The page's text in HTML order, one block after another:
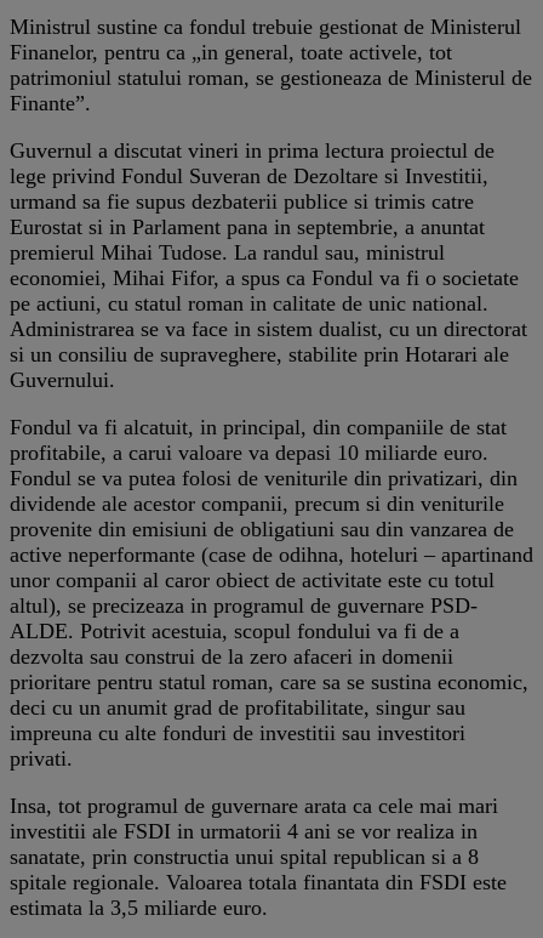
Ministrul sustine ca fondul trebuie gestionat de Ministerul
Finanelor, pentru ca „in general, toate activele, tot
patrimoniul statului roman, se gestioneaza de Ministerul de
Finante”.
Guvernul a discutat vineri in prima lectura proiectul de
lege privind Fondul Suveran de Dezoltare si Investitii,
urmand sa fie supus dezbaterii publice si trimis catre
Eurostat si in Parlament pana in septembrie, a anuntat
premierul Mihai Tudose. La randul sau, ministrul
economiei, Mihai Fifor, a spus ca Fondul va fi o societate
pe actiuni, cu statul roman in calitate de unic national.
Administrarea se va face in sistem dualist, cu un directorat
si un consiliu de supraveghere, stabilite prin Hotarari ale
Guvernului.
Fondul va fi alcatuit, in principal, din companiile de stat
profitabile, a carui valoare va depasi 10 miliarde euro.
Fondul se va putea folosi de veniturile din privatizari, din
dividende ale acestor companii, precum si din veniturile
provenite din emisiuni de obligatiuni sau din vanzarea de
active neperformante (case de odihna, hoteluri – apartinand
unor companii al caror obiect de activitate este cu totul
altul), se precizeaza in programul de guvernare PSD-
ALDE. Potrivit acestuia, scopul fondului va fi de a
dezvolta sau construi de la zero afaceri in domenii
prioritare pentru statul roman, care sa se sustina economic,
deci cu un anumit grad de profitabilitate, singur sau
impreuna cu alte fonduri de investitii sau investitori
privati.
Insa, tot programul de guvernare arata ca cele mai mari
investitii ale FSDI in urmatorii 4 ani se vor realiza in
sanatate, prin constructia unui spital republican si a 8
spitale regionale. Valoarea totala finantata din FSDI este
estimata la 3,5 miliarde euro.